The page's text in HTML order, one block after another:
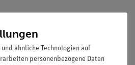
ähnliche Technologien auf
personenbezogene Daten